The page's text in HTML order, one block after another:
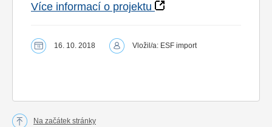
Více informací o projektu
16. 10. 2018 Vložil/a: ESF import
Na začátek stránky